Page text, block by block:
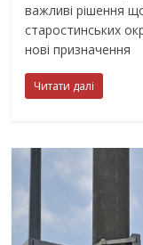
важливі рішення
старостинських
нові призначення
Читати далі